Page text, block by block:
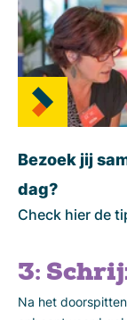
Bezoek jij
dag?
Check hier de
3:
Na het